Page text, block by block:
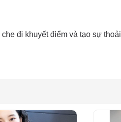
đi khuyết điểm và tạo sự